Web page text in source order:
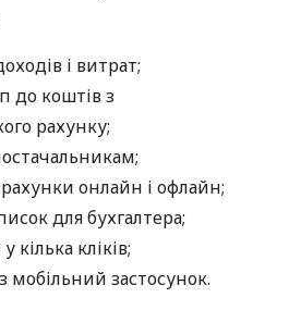
і витрат;
до коштів з
рахунку;
онлайн і офлайн;
для бухгалтера;
кілька кліків;
мобільний застосунок.